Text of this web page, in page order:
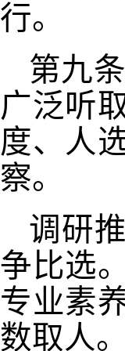
行。
第九条
广泛听
度、人
察。
调研
争比选
专业素
数取人。